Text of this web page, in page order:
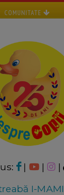
COMUNITATE
| | |
I-MAMI